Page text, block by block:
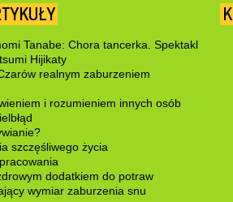
Tanabe: Chora tancerka. Spektakl
Hijikaty
realnym zaburzeniem
i rozumieniem innych osób
szczęśliwego życia
dodatkiem do potraw
wymiar zaburzenia snu